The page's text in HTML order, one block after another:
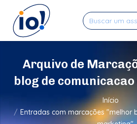
Search:
Arquivo de
blog de
Início
Entradas com marcações "melhor